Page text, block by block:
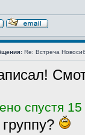
Re: Встреча
спустя